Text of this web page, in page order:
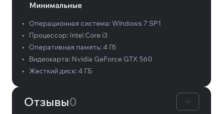
Минимальные
• Операционная система:Windows 7 SP1
•
Процессор: Intel Core i3
•
Оперативная память:4 Гб
•
Видеокарта: Nvidia GeForce GTX 560
•
Жесткий диск:4 ГБ
Отзывы0